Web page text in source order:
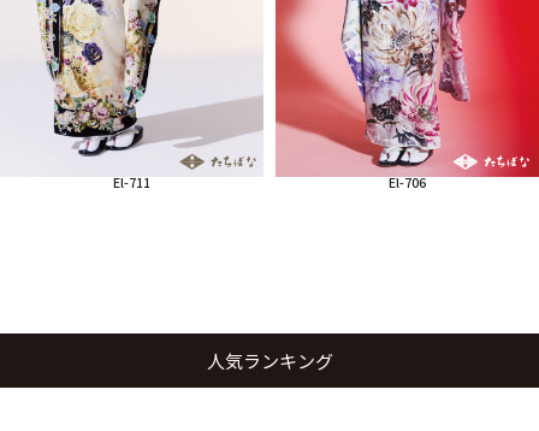
El-711 El-706
人気ランキング